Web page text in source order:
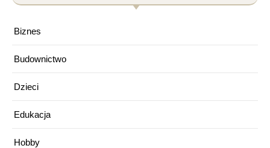
Biznes
Budownictwo
Dzieci
Edukacja
Hobby